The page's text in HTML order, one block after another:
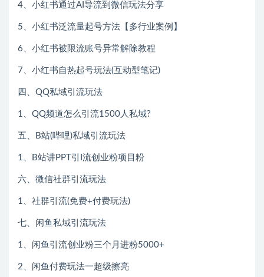
4、小红书通过AI导流到微信玩法分享
5、小红书泛流量起号方法【多行业案例】
6、小红书被限流账号异常解除教程
7、小红书自热起号玩法(互动型笔记)
四、QQ私域引流玩法
1、QQ频道怎么引流1500人私域?
五、B站(哔哩)私域引流玩法
1、B站讲PPT引I流创业粉项目粉
六、微信社群引流玩法
1、社群引流(免费+付费玩法)
七、闲鱼私域引流玩法
1、闲鱼引流创业粉三个月进粉5000+
2、闲鱼付费玩法一超级擦亮